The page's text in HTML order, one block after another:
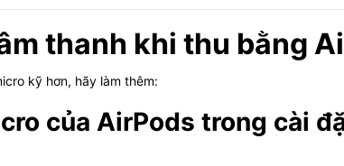
thanh khi thu bằng
kỹ hơn, hãy làm thêm:
của AirPods trong cài